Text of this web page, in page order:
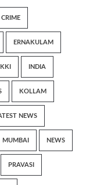
CRIME
ERNAKULAM
INDIA
KOLLAM
NEWS
MUMBAI NEWS
PRAVASI